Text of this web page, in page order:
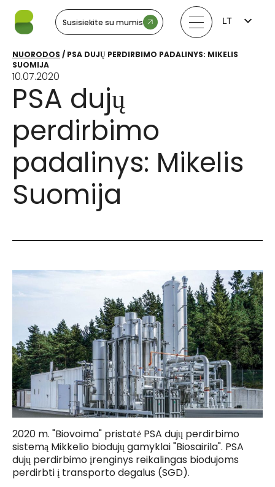
Susisiekite su mumis
LT
LV
NUORODOS / PSA DUJŲ PERDIRBIMO PADALINYS: MIKELIS
SUOMIJA
10.07.2020
PSA dujų
perdirbimo
padalinys: Mikelis
Suomija
2020 m. "Biovoima" pristatė PSA dujų perdirbimo
sistemą Mikkelio biodujų gamyklai "Biosairila". PSA
dujų perdirbimo įrenginys reikalingas biodujoms
perdirbti į transporto degalus (SGD).